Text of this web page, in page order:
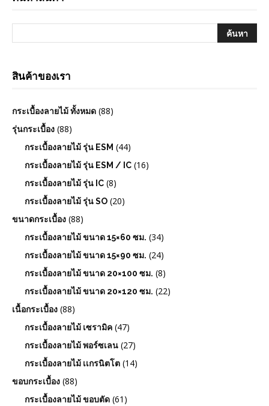
สินค้าของเรา
กระเบื้องลายไม้ ทั้งหมด (88)
รุ่นกระเบื้อง (88)
กระเบื้องลายไม้ รุ่น ESM (44)
กระเบื้องลายไม้ รุ่น ESM / IC (16)
กระเบื้องลายไม้ รุ่น IC (8)
กระเบื้องลายไม้ รุ่น SO (20)
ขนาดกระเบื้อง (88)
กระเบื้องลายไม้ ขนาด 15×60 ซม. (34)
กระเบื้องลายไม้ ขนาด 15×90 ซม. (24)
กระเบื้องลายไม้ ขนาด 20×100 ซม. (8)
กระเบื้องลายไม้ ขนาด 20×120 ซม. (22)
เนื้อกระเบื้อง (88)
กระเบื้องลายไม้ เซรามิค (47)
กระเบื้องลายไม้ พอร์ซเลน (27)
กระเบื้องลายไม้ เเกรนิตโต (14)
ขอบกระเบื้อง (88)
กระเบื้องลายไม้ ขอบตัด (61)